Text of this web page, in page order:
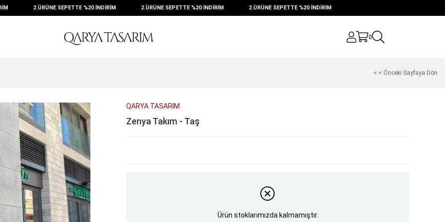
2.ÜRÜNE SEPETTE %20 İNDİRİM 2.ÜRÜNE SEPETTE %20 İNDİRİM 2.ÜRÜNE SEPETTE %20 İNDİRİM
0
< < Önceki Sayfaya Dön
QARYA TASARIM
Zenya Takım - Taş
Ürün stoklarımızda kalmamıştır.